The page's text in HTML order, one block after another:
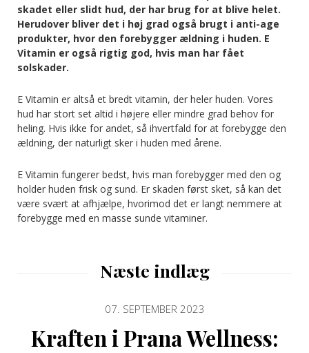
skadet eller slidt hud, der har brug for at blive helet.
Herudover bliver det i høj grad også brugt i anti-age
produkter, hvor den forebygger ældning i huden. E
Vitamin er også rigtig god, hvis man har fået
solskader.
E Vitamin er altså et bredt vitamin, der heler huden. Vores
hud har stort set altid i højere eller mindre grad behov for
heling. Hvis ikke for andet, så ihvertfald for at forebygge den
ældning, der naturligt sker i huden med årene.
E Vitamin fungerer bedst, hvis man forebygger med den og
holder huden frisk og sund. Er skaden først sket, så kan det
være svært at afhjælpe, hvorimod det er langt nemmere at
forebygge med en masse sunde vitaminer.
Næste indlæg
07. SEPTEMBER 2023
Kraften i Prana Wellness: